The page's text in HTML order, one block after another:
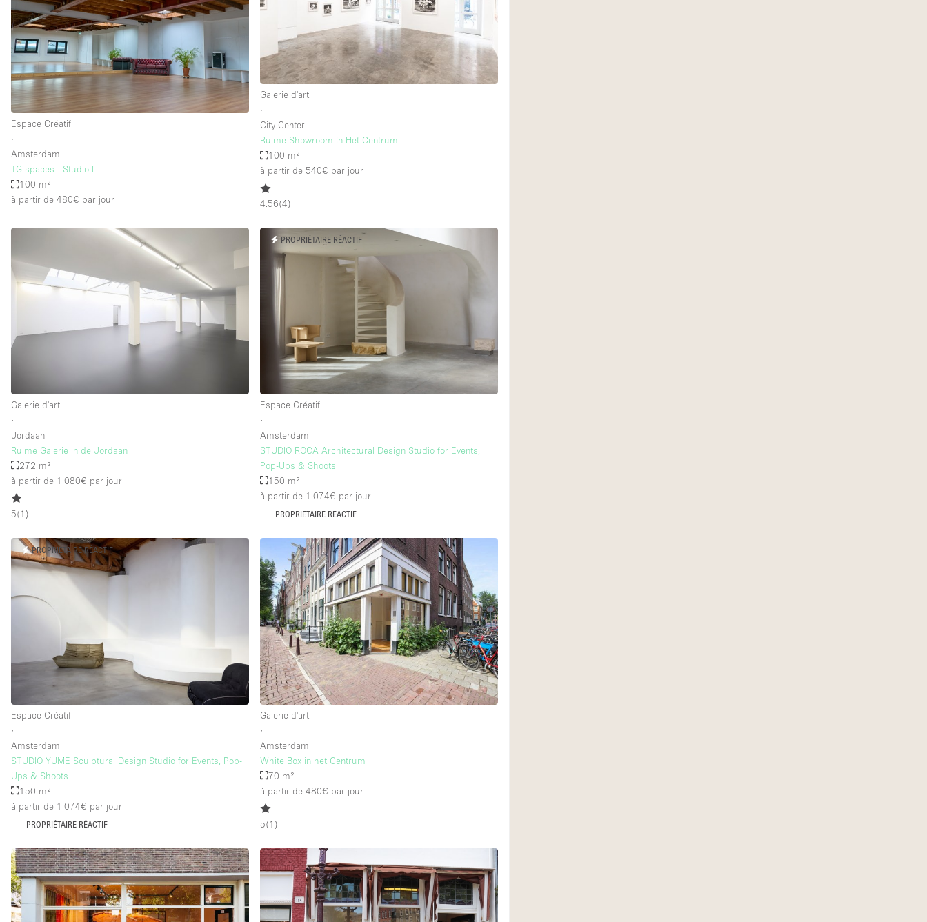
Espace Epuré / Minimaliste
Internet
Licence Alcool
Mobilier
Système de sécurité
Éclairage
Équipement de bureau
Espace Créatif
∙
Amsterdam
TG spaces - Studio L
100 m²
à partir de 480€ par jour
Galerie d'art
∙
City Center
Ruime Showroom In Het Centrum
100 m²
à partir de 540€ par jour
4.56(4)
Galerie d'art
∙
Jordaan
Ruime Galerie in de Jordaan
272 m²
à partir de 1.080€ par jour
5(1 )
PROPRIÉTAIRE RÉACTIF
Espace Créatif
∙
Amsterdam
STUDIO ROCA Architectural Design Studio for Events,
Pop-Ups & Shoots
150 m²
à partir de 1.074€ par jour
PROPRIÉTAIRE RÉACTIF
PROPRIÉTAIRE RÉACTIF
Espace Créatif
∙
Amsterdam
STUDIO YUME Sculptural Design Studio for Events, Pop-
Ups & Shoots
150 m²
à partir de 1.074€ par jour
PROPRIÉTAIRE RÉACTIF
Galerie d'art
∙
Amsterdam
White Box in het Centrum
70 m²
à partir de 480€ par jour
5(1 )